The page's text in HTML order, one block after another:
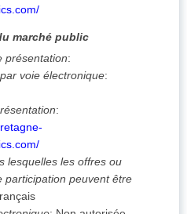
marché public
présentation:
voie électronique:
:
lesquelles les offres ou
participation peuvent être